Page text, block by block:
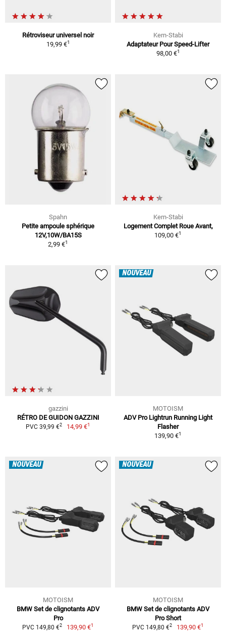
Rétroviseur universel noir
19,99 €1
Kern-Stabi
Adaptateur Pour Speed-Lifter
98,00 €1
Spahn
Petite ampoule sphérique
12V,10W/BA15S
2,99 €1
Kern-Stabi
Logement Complet Roue Avant,
109,00 €1
gazzini
RÉTRO DE GUIDON GAZZINI
PVC 39,99 €2 14,99 €1
NOUVEAU
MOTOISM
ADV Pro Lightrun Running Light
Flasher
139,90 €1
NOUVEAU
MOTOISM
BMW Set de clignotants ADV
Pro
PVC 149,80 €2 139,90 €1
NOUVEAU
MOTOISM
BMW Set de clignotants ADV
Pro Short
PVC 149,80 €2 139,90 €1